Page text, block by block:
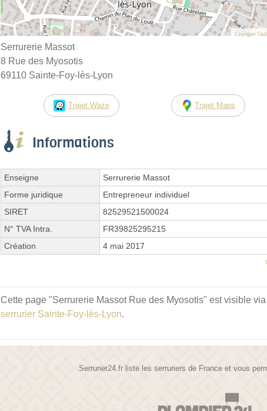
Corriger
Serrurerie Massot
8 Rue des Myosotis
69110 Sainte-Foy-lès-Lyon
Trajet Waze Trajet Maps
Informations
Enseigne
Serrurerie Massot
Forme juridique
Entrepreneur individuel
SIRET
82529521500024
N° TVA Intra.
FR39825295215
Création
4 mai 2017
Cette page "Serrurerie Massot Rue des Myosotis" est visible
serrurier Sainte-Foy-lès-Lyon.
Serrurier24.fr liste les serruriers de France et vous